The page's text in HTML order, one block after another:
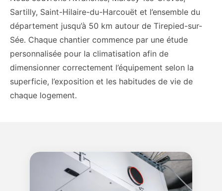
Sartilly, Saint-Hilaire-du-Harcouët et l’ensemble du
département jusqu’à 50 km autour de Tirepied-sur-
Sée. Chaque chantier commence par une étude
personnalisée pour la climatisation afin de
dimensionner correctement l’équipement selon la
superficie, l’exposition et les habitudes de vie de
chaque logement.